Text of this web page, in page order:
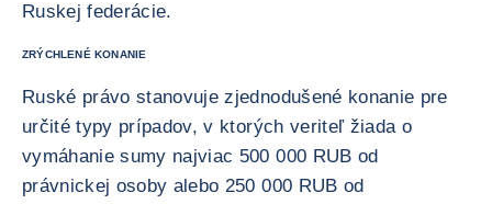
Ruskej federácie.
ZRÝCHLENÉ KONANIE
Ruské právo stanovuje zjednodušené konanie pre
určité typy prípadov, v ktorých veriteľ žiada o
vymáhanie sumy najviac 500 000 RUB od
právnickej osoby alebo 250 000 RUB od